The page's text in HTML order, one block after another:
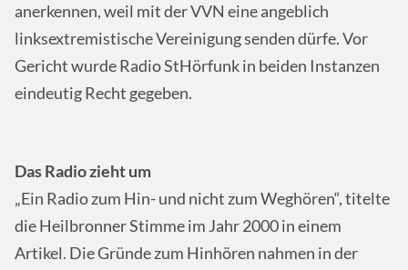
anerkennen, weil mit der VVN eine angeblich
linksextremistische Vereinigung senden dürfe. Vor
Gericht wurde Radio StHörfunk in beiden Instanzen
eindeutig Recht gegeben.
Das Radio zieht um
„Ein Radio zum Hin- und nicht zum Weghören“, titelte
die Heilbronner Stimme im Jahr 2000 in einem
Artikel. Die Gründe zum Hinhören nahmen in der